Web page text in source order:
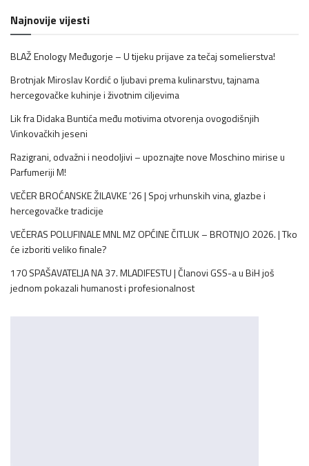
Najnovije vijesti
BLAŽ Enology Međugorje – U tijeku prijave za tečaj somelierstva!
Brotnjak Miroslav Kordić o ljubavi prema kulinarstvu, tajnama
hercegovačke kuhinje i životnim ciljevima
Lik fra Didaka Buntića među motivima otvorenja ovogodišnjih
Vinkovačkih jeseni
Razigrani, odvažni i neodoljivi – upoznajte nove Moschino mirise u
Parfumeriji M!
VEČER BROĆANSKE ŽILAVKE ’26 | Spoj vrhunskih vina, glazbe i
hercegovačke tradicije
VEČERAS POLUFINALE MNL MZ OPĆINE ČITLUK – BROTNJO 2026. | Tko
će izboriti veliko finale?
170 SPAŠAVATELJA NA 37. MLADIFESTU | Članovi GSS-a u BiH još
jednom pokazali humanost i profesionalnost